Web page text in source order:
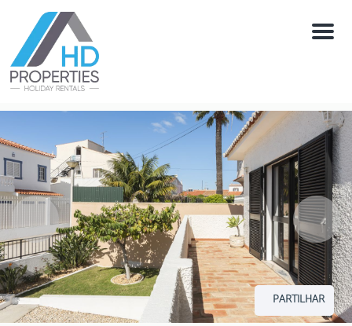
Menú
PARTILHAR